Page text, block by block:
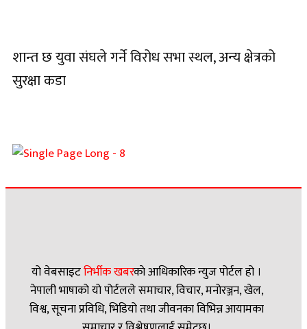
शान्त छ युवा संघले गर्ने विरोध सभा स्थल, अन्य क्षेत्रको
सुरक्षा कडा
यो वेबसाइटनिर्भीक खबरकाे आधिकारिक न्युज पोर्टल हो ।
नेपाली भाषाको यो पोर्टलले समाचार, विचार, मनोरञ्जन, खेल,
विश्व, सूचना प्रविधि, भिडियो तथा जीवनका विभिन्न आयामका